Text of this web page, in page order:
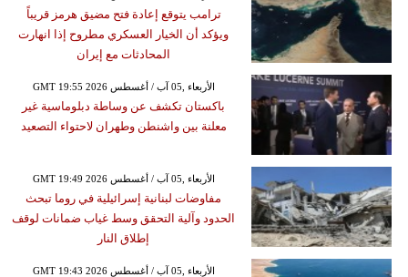
ترامب يتوقع إعادة فتح مضيق هرمز قريباً
ويؤكد أن الخيار العسكري مطروح إذا انهارت
المحادثات مع إيران
GMT 19:55 2026 الأربعاء ,05 آب / أغسطس
باكستان تكشف عن وساطة دبلوماسية غير
معلنة بين واشنطن وطهران لاحتواء التصعيد
GMT 19:49 2026 الأربعاء ,05 آب / أغسطس
مفاوضات لبنانية إسرائيلية في روما تبحث
الحدود وآلية التحقق وسط غياب ضمانات لوقف
إطلاق النار
GMT 19:43 2026 الأربعاء ,05 آب / أغسطس